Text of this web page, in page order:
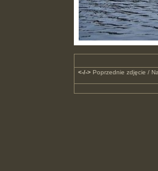
<-/->Poprzednie zdjęcie /